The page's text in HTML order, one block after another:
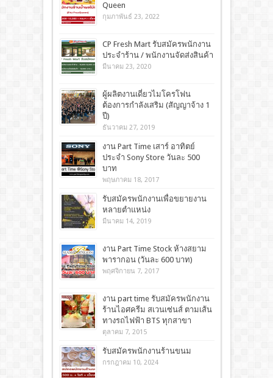
Queen
กุมภาพันธ์ 23, 2022
CP Fresh Mart รับสมัครพนักงาน
ประจำร้าน / พนักงานจัดส่งสินค้า
มีนาคม 23, 2020
ผู้ผลิตงานเดี่ยวไมโครโฟน
ต้องการกำลังเสริม (สัญญาจ้าง 1
ปี)
ธันวาคม 27, 2019
งาน Part Time เสาร์ อาทิตย์
ประจำ Sony Store วันละ 500
บาท
พฤษภาคม 18, 2017
รับสมัครพนักงานเพื่อขยายงาน
หลายตำแหน่ง
มีนาคม 14, 2019
งาน Part Time Stock ห้างสยาม
พารากอน (วันละ 600 บาท)
พฤศจิกายน 7, 2017
งาน part time รับสมัครพนักงาน
ร้านไอศครีม สเวนเซ่นส์ ตามเส้น
ทางรถไฟฟ้า BTS ทุกสาขา
ตุลาคม 7, 2015
รับสมัครพนักงานร้านขนม
กรกฎาคม 10, 2024